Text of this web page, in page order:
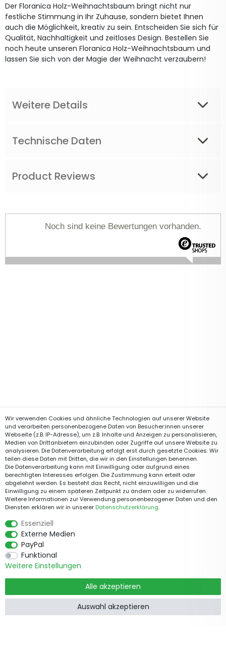
Der Floranica Holz-Weihnachtsbaum bringt nicht nur
festliche Stimmung in Ihr Zuhause, sondern bietet Ihnen
auch die Möglichkeit, kreativ zu sein. Entscheiden Sie sich für
Qualität, Nachhaltigkeit und zeitloses Design. Bestellen Sie
noch heute unseren Floranica Holz-Weihnachtsbaum und
lassen Sie sich von der Magie der Weihnacht verzaubern!
Weitere Details
Technische Daten
Product Reviews
Noch sind keine Bewertungen vorhanden.
Wir verwenden Cookies und ähnliche Technologien auf unserer Website
und verarbeiten personenbezogene Daten von Besucher:innen unserer
Webseite (z.B. IP-Adresse), um z.B. Inhalte und Anzeigen zu personalisieren,
Medien von Drittanbietern einzubinden oder Zugriffe auf unsere Website zu
analysieren. Die Datenverarbeitung erfolgt erst durch gesetzte Cookies. Wir
teilen diese Daten mit Dritten, die wir in den Einstellungen benennen.
Die Datenverarbeitung kann mit Einwilligung oder aufgrund eines
berechtigten Interesses erfolgen. Die Zustimmung kann erteilt oder
abgelehnt werden. Es besteht das Recht, nicht einzuwilligen und die
Einwilligung zu einem späteren Zeitpunkt zu ändern oder zu widerrufen.
Weitere Informationen zur Verwendung personenbezogener Daten und den
Diensten erklären wir in unserer Daten­schutz­erklärung.
Essenziell
Externe Medien
PayPal
Funktional
Weitere Einstellungen
Alle akzeptieren
Auswahl akzeptieren
Informationen